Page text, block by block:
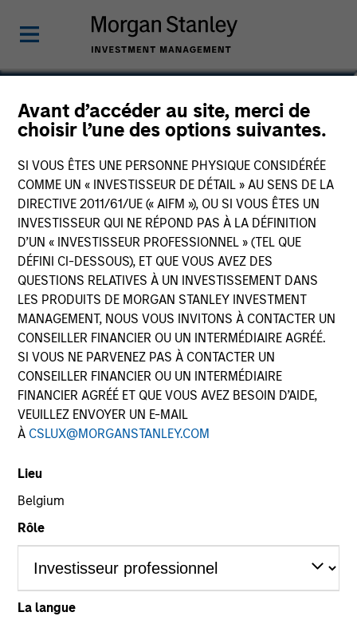
Avant d’accéder au site, merci de
choisir l’une des options suivantes.
SI VOUS ÊTES UNE PERSONNE PHYSIQUE CONSIDÉRÉE
COMME UN « INVESTISSEUR DE DÉTAIL » AU SENS DE LA
DIRECTIVE 2011/61/UE (« AIFM »), OU SI VOUS ÊTES UN
INVESTISSEUR QUI NE RÉPOND PAS À LA DÉFINITION
D’UN « INVESTISSEUR PROFESSIONNEL » (TEL QUE
DÉFINI CI-DESSOUS), ET QUE VOUS AVEZ DES
QUESTIONS RELATIVES À UN INVESTISSEMENT DANS
LES PRODUITS DE MORGAN STANLEY INVESTMENT
MANAGEMENT, NOUS VOUS INVITONS À CONTACTER UN
CONSEILLER FINANCIER OU UN INTERMÉDIAIRE AGRÉÉ.
SI VOUS NE PARVENEZ PAS À CONTACTER UN
CONSEILLER FINANCIER OU UN INTERMÉDIAIRE
FINANCIER AGRÉÉ ET QUE VOUS AVEZ BESOIN D’AIDE,
VEUILLEZ ENVOYER UN E-MAIL
À CSLUX@MORGANSTANLEY.COM
Lieu
Belgium
Rôle
La langue
Chris Ortega
Head of Americas, Infrastructure
Partners
YEARS OF INDUSTRY EXPERIENCE